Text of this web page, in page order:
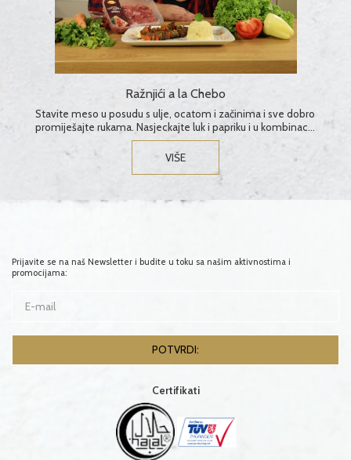
Ražnjići a la Chebo
Stavite meso u posudu s ulje, ocatom i začinima i sve dobro
promiješajte rukama. Nasjeckajte luk i papriku i u kombinaciji
sa komadićima mariniranog mesa, nabodite na štapiće...
VIŠE
Prijavite se na naš Newsletter i budite u toku sa našim aktivnostima i
promocijama:
Certifikati